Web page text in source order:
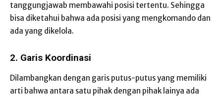
tanggungjawab membawahi posisi tertentu. Sehingga
bisa diketahui bahwa ada posisi yang mengkomando dan
ada yang dikelola.
2. Garis Koordinasi
Dilambangkan dengan garis putus-putus yang memiliki
arti bahwa antara satu pihak dengan pihak lainya ada